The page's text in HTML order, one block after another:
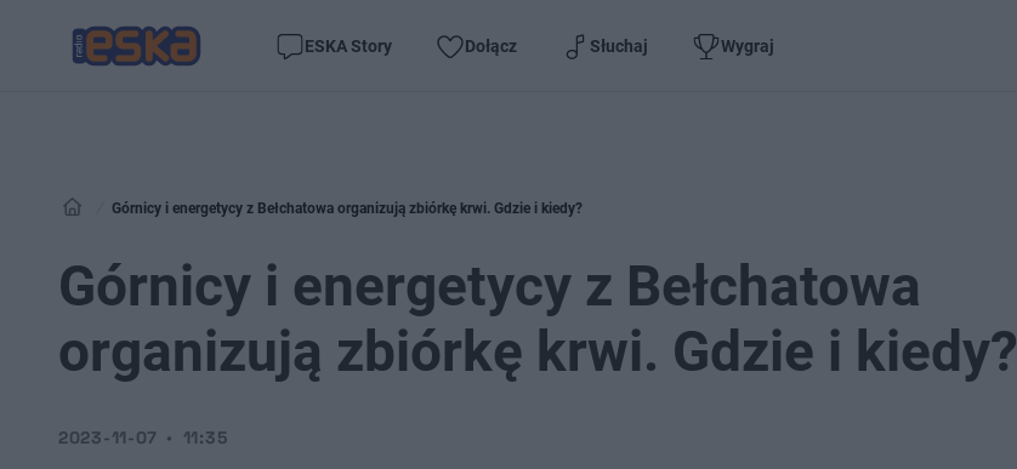
ESKA Story Dołącz Słuchaj Wygraj
Górnicy i energetycy z Bełchatowa organizują zbiórkę krwi. Gdzie i kiedy?
Górnicy i energetycy z Bełchatowa
organizują zbiórkę krwi. Gdzie i kiedy?
2023-11-07 11:35